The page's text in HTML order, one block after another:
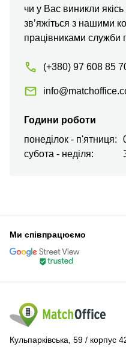
чи у Вас виникли
зв’яжіться з нашими
працівниками служби
(+380) 97 608 85
Години роботи
понеділок - п'ятниця:
субота - неділя:
Ми співпрацюємо
Кульпарківська, 59 / корпус